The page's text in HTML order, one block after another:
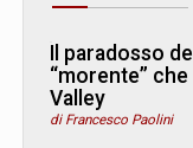
Il paradosso
“morente”
Valley
di Francesco Paolini